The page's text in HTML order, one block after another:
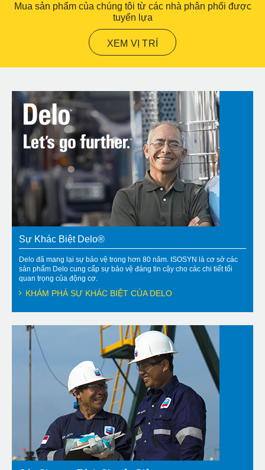
Mua sản phẩm của chúng tôi từ các nhà phân phối được
tuyển lựa
XEM VỊ TRÍ
Sự Khác Biệt Delo®
Delo đã mang lại sự bảo vệ trong hơn 80 năm. ISOSYN là cơ sở các
sản phẩm Delo cung cấp sự bảo vệ đáng tin cậy cho các chi tiết tối
quan trọng của động cơ.
KHÁM PHÁ SỰ KHÁC BIỆT CỦA DELO